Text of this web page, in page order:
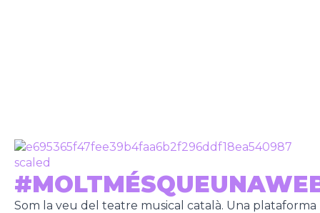
Som la veu del teatre musical català. Una plataforma